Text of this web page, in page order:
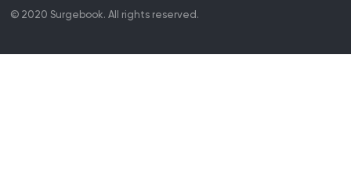
© 2020 Surgebook. All rights reserved.